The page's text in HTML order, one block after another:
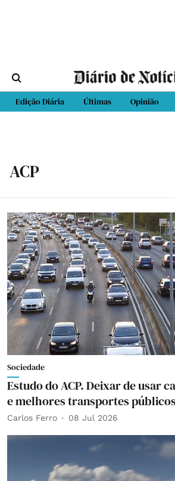
Edição Diária Últimas Opinião
ACP
Sociedade
Estudo do ACP. Deixar de usar
e melhores transportes
Carlos Ferro 08 Jul 2026